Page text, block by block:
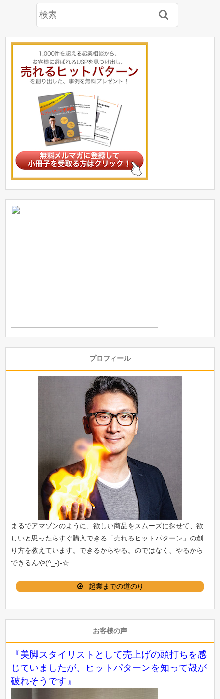
プロフィール
まるでアマゾンのように、欲しい商品をスムーズに探せて、欲
しいと思ったらすぐ購入できる「売れるヒットパターン 」の創
り方を教えています。できるからやる。のではなく、やるから
できるんや(^_-)-☆
起業までの道のり
お客様の声
『美脚スタイリストとして売上げの頭打ちを感
じていましたが、ヒットパターンを知って殻が
破れそうです』